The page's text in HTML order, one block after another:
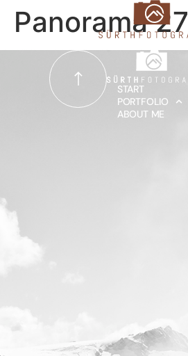
START
PORTFOLIO
Panorama 27
START
PORTFOLIO
ABOUT ME